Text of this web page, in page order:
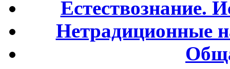
Естествознание.
Нетрадиционные